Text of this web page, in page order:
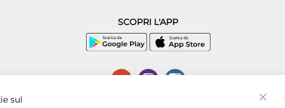
SCOPRI L'APP